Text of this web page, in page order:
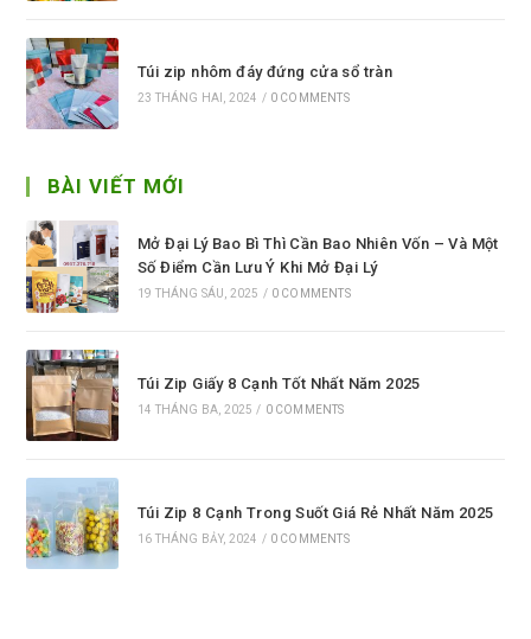
Túi zip nhôm đáy đứng cửa sổ tràn
23 THÁNG HAI, 2024 / 0 COMMENTS
BÀI VIẾT MỚI
Mở Đại Lý Bao Bì Thì Cần Bao Nhiên Vốn – Và Một
Số Điểm Cần Lưu Ý Khi Mở Đại Lý
19 THÁNG SÁU, 2025 / 0 COMMENTS
Túi Zip Giấy 8 Cạnh Tốt Nhất Năm 2025
14 THÁNG BA, 2025 / 0 COMMENTS
Túi Zip 8 Cạnh Trong Suốt Giá Rẻ Nhất Năm 2025
16 THÁNG BẢY, 2024 / 0 COMMENTS